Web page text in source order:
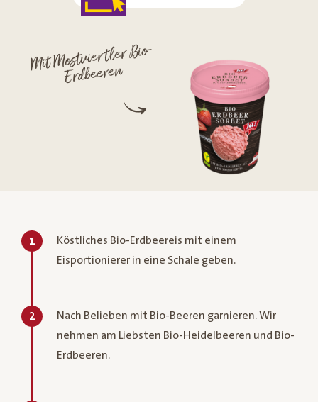
Mit
Mostviertler Bio-
Erdbeeren
1
Köstliches Bio-Erdbeereis mit einem
Eisportionierer in eine Schale geben.
2
Nach Belieben mit Bio-Beeren garnieren. Wir
nehmen am Liebsten Bio-Heidelbeeren und Bio-
Erdbeeren.